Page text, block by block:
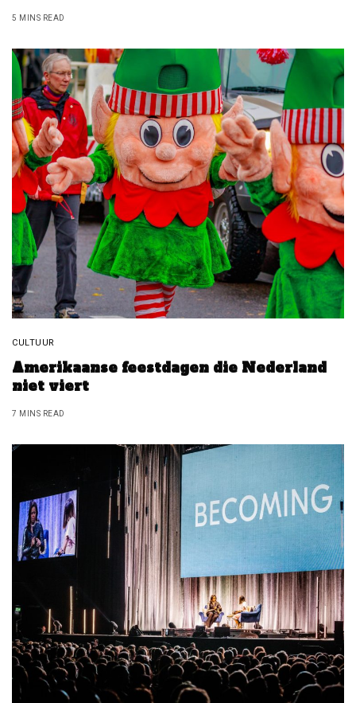
5 MINS READ
CULTUUR
Amerikaanse feestdagen die Nederland
niet viert
7 MINS READ